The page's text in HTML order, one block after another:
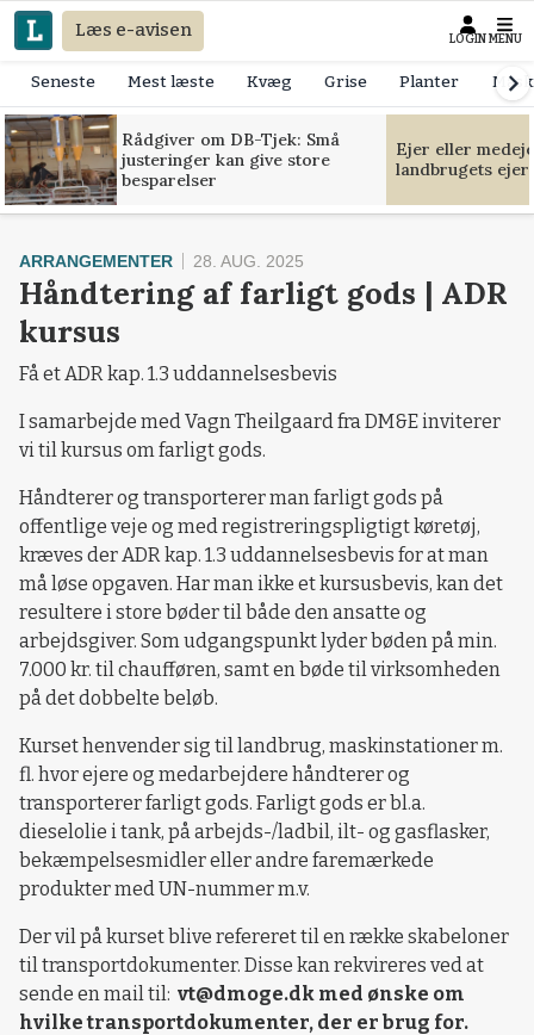
Læs e-avisen LOGIN MENU
Seneste Mest læste Kvæg Grise Planter
Rådgiver om DB-Tjek: Små
justeringer kan give store
besparelser
Ejer eller
landbrugets
ARRANGEMENTER 28. AUG. 2025
Håndtering af farligt gods | ADR
kursus
Få et ADR kap. 1.3 uddannelsesbevis
I samarbejde med Vagn Theilgaard fra DM&E inviterer
vi til kursus om farligt gods.
Håndterer og transporterer man farligt gods på
offentlige veje og med registreringspligtigt køretøj,
kræves der ADR kap. 1.3 uddannelsesbevis for at man
må løse opgaven. Har man ikke et kursusbevis, kan det
resultere i store bøder til både den ansatte og
arbejdsgiver. Som udgangspunkt lyder bøden på min.
7.000 kr. til chaufføren, samt en bøde til virksomheden
på det dobbelte beløb.
Kurset henvender sig til landbrug, maskinstationer m.
fl. hvor ejere og medarbejdere håndterer og
transporterer farligt gods. Farligt gods er bl.a.
dieselolie i tank, på arbejds-/ladbil, ilt- og gasflasker,
bekæmpelsesmidler eller andre faremærkede
produkter med UN-nummer m.v.
Der vil på kurset blive refereret til en række skabeloner
til transportdokumenter. Disse kan rekvireres ved at
sende en mail til: vt@dmoge.dk med ønske om
hvilke transportdokumenter, der er brug for.